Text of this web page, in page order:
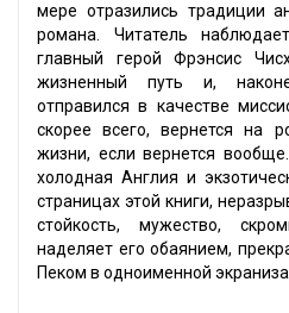
мере отразились традиции
романа. Читатель
главный герой Фрэнсис
жизненный путь и,
отправился в качестве
скорее всего, вернется на
жизни, если вернется
холодная Англия и
страницах этой книги,
стойкость, мужество,
наделяет его обаянием,
Пеком в одноименной